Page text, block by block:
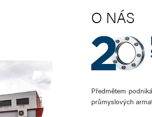
O NÁS
Předmětem
průmyslových